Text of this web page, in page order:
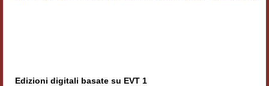
Edizioni digitali basate su EVT 1